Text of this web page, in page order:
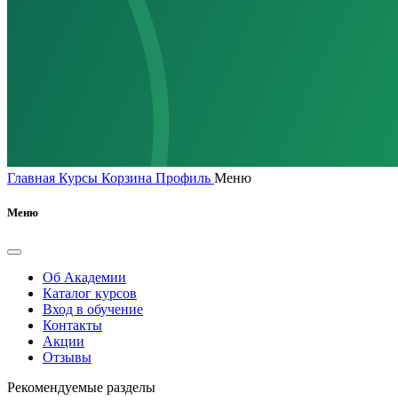
Главная Курсы Корзина Профиль Меню
Меню
Об Академии
Каталог курсов
Вход в обучение
Контакты
Акции
Отзывы
Рекомендуемые разделы